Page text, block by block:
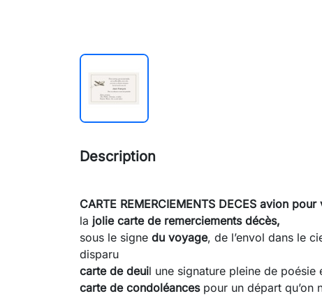
Description
CARTE REMERCIEMENTS DECES avion
la jolie carte de remerciements décès,
sous le signe du voyage, de l’envol dans le
disparu
carte de deuil une signature pleine de
carte de condoléancespour un départ qu’on